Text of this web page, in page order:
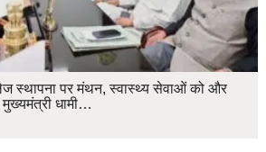
स्थापना पर मंथन, स्वास्थ्य सेवाओं को और
धामी…